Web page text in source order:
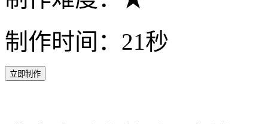
制作时间：21秒
立即制作